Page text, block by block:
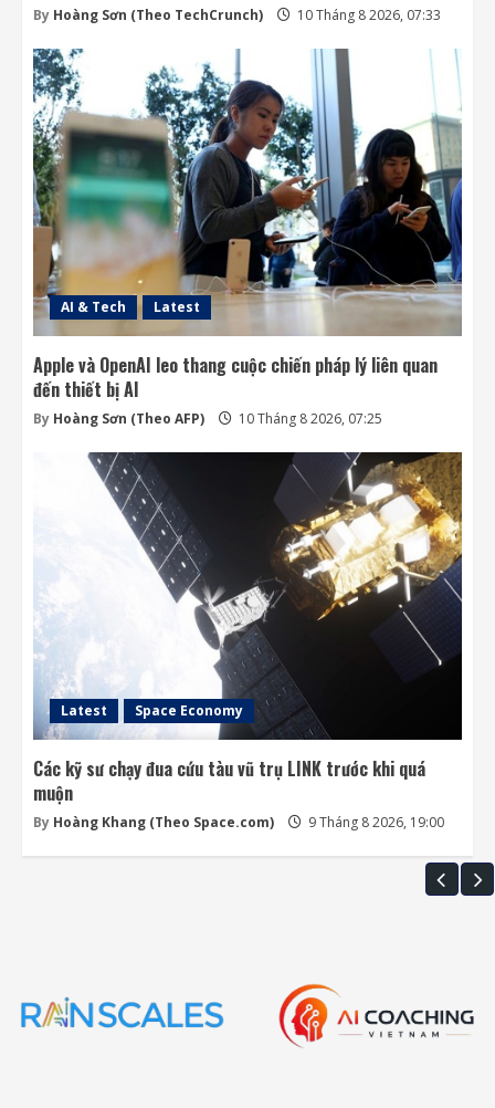
By Hoàng Sơn (Theo TechCrunch) 10 Tháng 8 2026, 07:33
AI & Tech Latest
Apple và OpenAI leo thang cuộc chiến pháp lý liên quan
đến thiết bị AI
By Hoàng Sơn (Theo AFP) 10 Tháng 8 2026, 07:25
Latest Space Economy
Các kỹ sư chạy đua cứu tàu vũ trụ LINK trước khi quá
muộn
By Hoàng Khang (Theo Space.com) 9 Tháng 8 2026, 19:00